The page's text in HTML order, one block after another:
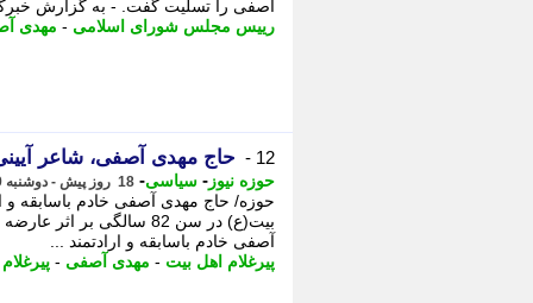
آصفی را تسلیت گفت. - به گزارش
رییس مجلس شورای اسلامی - مهدی
12 - حاج مهدی آصفی، شاعر
حوزه نیوز - سیاسی- 18 روز پیش - دوشنبه 29 تیر 1405، 12:27
حوزه/ حاج مهدی آصفی خادم باسابقه و
بیت(ع) در سن 82 سالگی
آصفی خادم باسابقه و ارادتمند ...
پیرغلام اهل بیت - مهدی آصفی - پیرغلام